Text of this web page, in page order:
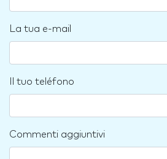
La tua e-mail
Il tuo teléfono
Commenti aggiuntivi